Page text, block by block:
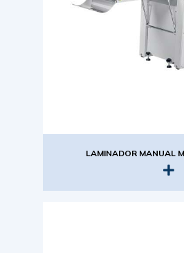
LAMINADOR MANUAL